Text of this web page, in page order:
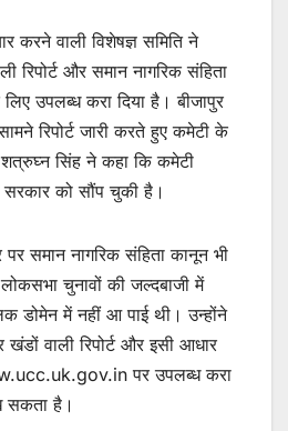
करने वाली विशेषज्ञ समिति ने
रिपोर्ट और समान नागरिक संहिता
उपलब्ध करा दिया है। बीजापुर
रिपोर्ट जारी करते हुए कमेटी के
सिंह ने कहा कि कमेटी
सरकार को सौंप चुकी है।
समान नागरिक संहिता कानून भी
चुनावों की जल्दबाजी में
डोमेन में नहीं आ पाई थी। उन्होंने
वाली रिपोर्ट और इसी आधार
पर उपलब्ध करा
सकता है।